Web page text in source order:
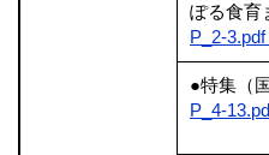
ぽる食育
P_2-
●特集（
P_4-